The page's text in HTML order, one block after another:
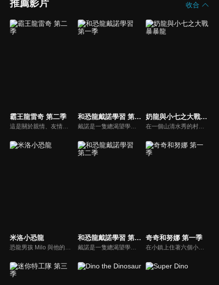
推薦影片 收合
霸王龍雷奇 第二季 和恐龍戴諾學習 第一季
戴諾是一隻總渴望學習新東西的好奇小恐龍。 它喜歡通過玩玩具，汽車和火車來探索世界。 像每個寶寶一樣，戴諾熱愛學習形狀、顏色、數位還有字母。 快來和戴諾一起學習吧！
奶龍與小七之大戰暴暴龍
在一個山清水秀的村子裡，奶龍小七平靜的生活被打破，暴暴龍為了取代奶龍成為宇宙最強龍，在村子各種使壞，奶龍小七為了阻止其的惡行展開了一 系列英勇鬥爭，上演了一幕幕打抱不平、溫情治癒、正能量的搞笑日常，只為能守每個人心中最純真的美好。
米洛小恐龍
恐龍男孩 Milo 與他的家人和朋友生活在中生代時期。加入他的冒險之旅，瞭解恐龍和他們生活的時代。
和恐龍戴諾學習 第二季
戴諾是一隻總渴望學習新東西的好奇小恐龍。 它喜歡通過玩玩具，汽車和火車來探索世界。 像每個寶寶一樣，戴諾熱愛學習形狀、顏色、數位還有字母。 快來和戴諾一起學習吧！
奇奇和努娜 第一季
在小鎮上住著六個小朋友，有好奇的小豬奇奇，樂於助人的小象努娜，愛看書的小羊沐沐，淘氣的小雞西西，愛睡懶覺的熊貓珀珀，愛打扮的小兔妮妮。在他們的生活中，會遇到許多問題，在他們遇到麻煩無法解決的時候，同樣住在小鎮的A醫師和她的助手小優，就會來幫助小朋友們。